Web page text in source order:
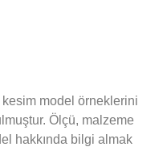
model örneklerini
Ölçü, malzeme
hakkında bilgi almak